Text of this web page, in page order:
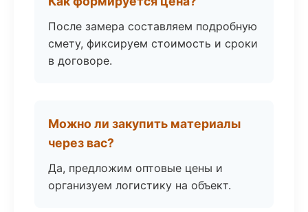
После замера составляем подробную
смету, фиксируем стоимость и сроки
в договоре.
Можно ли закупить материалы
через вас?
Да, предложим оптовые цены и
организуем логистику на объект.